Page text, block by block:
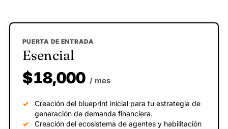
PUERTA DE ENTRADA
Esencial
$18,000 / mes
Creación del blueprint inicial para tu estrategia de
generación de demanda financiera.
Creación del ecosistema de agentes y habilitación